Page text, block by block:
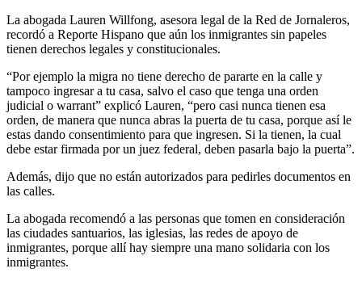
La abogada Lauren Willfong, asesora legal de la Red de Jornaleros,
recordó a Reporte Hispano que aún los inmigrantes sin papeles
tienen derechos legales y constitucionales.
“Por ejemplo la migra no tiene derecho de pararte en la calle y
tampoco ingresar a tu casa, salvo el caso que tenga una orden
judicial o warrant” explicó Lauren, “pero casi nunca tienen esa
orden, de manera que nunca abras la puerta de tu casa, porque así le
estas dando consentimiento para que ingresen. Si la tienen, la cual
debe estar firmada por un juez federal, deben pasarla bajo la puerta”.
Además, dijo que no están autorizados para pedirles documentos en
las calles.
La abogada recomendó a las personas que tomen en consideración
las ciudades santuarios, las iglesias, las redes de apoyo de
inmigrantes, porque allí hay siempre una mano solidaria con los
inmigrantes.